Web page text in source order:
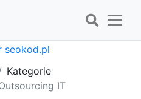
Kategorie
IT